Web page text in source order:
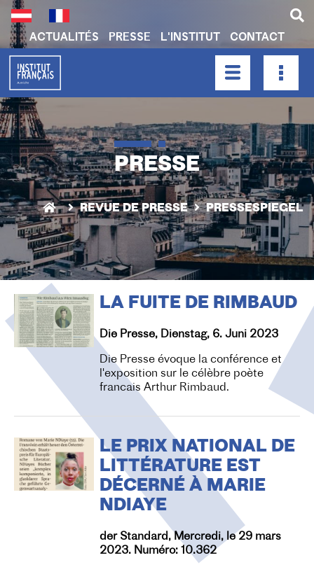
Aller
au
contenu
principal
H
A
D
E
R
N
A
V
I
A
O
N
ACTUALITÉS PRESSE L'INSTITUT CONTACT
PRESSE
REVUE DE PRESSE PRESSESPIEGEL
LA FUITE DE RIMBAUD
Die Presse, Dienstag, 6. Juni 2023
Die Presse évoque la conférence et
l'exposition sur le célèbre poète
francais Arthur Rimbaud.
LE PRIX NATIONAL DE
LITTÉRATURE EST
DÉCERNÉ À MARIE
NDIAYE
der Standard, Mercredi, le 29 mars
2023. Numéro: 10.362